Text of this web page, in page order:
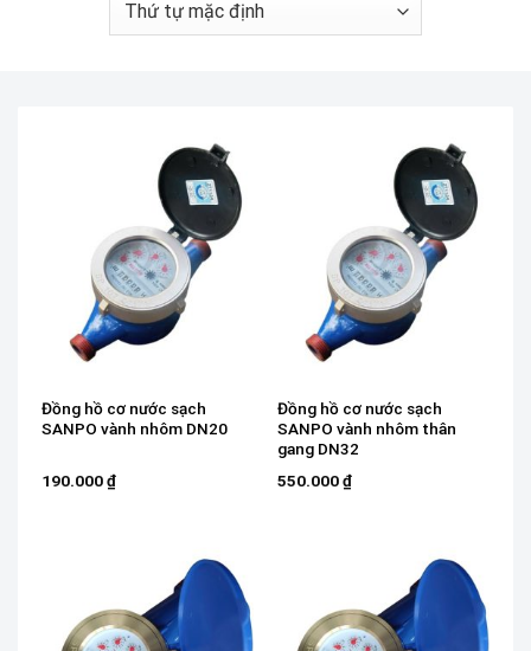
Đồng hồ cơ nước sạch
SANPO vành nhôm DN20
190.000₫
Đồng hồ cơ nước sạch
SANPO vành nhôm thân
gang DN32
550.000₫